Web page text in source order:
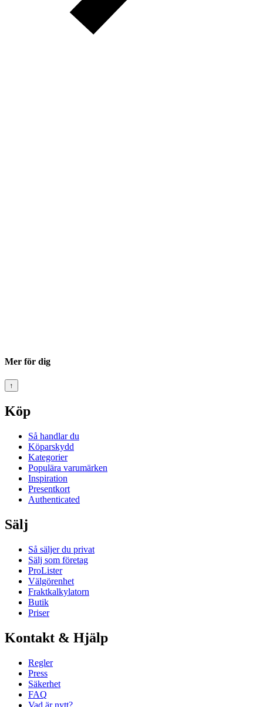
Mer för dig
↑
Köp
Så handlar du
Köparskydd
Kategorier
Populära varumärken
Inspiration
Presentkort
Authenticated
Sälj
Så säljer du privat
Sälj som företag
ProLister
Välgörenhet
Fraktkalkylatorn
Butik
Priser
Kontakt & Hjälp
Regler
Press
Säkerhet
FAQ
Vad är nytt?